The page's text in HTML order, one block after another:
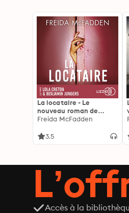
La locataire - Le
nouveau roman de
l'autrice de La femme
Freida McFadden
3.5
Accès à la